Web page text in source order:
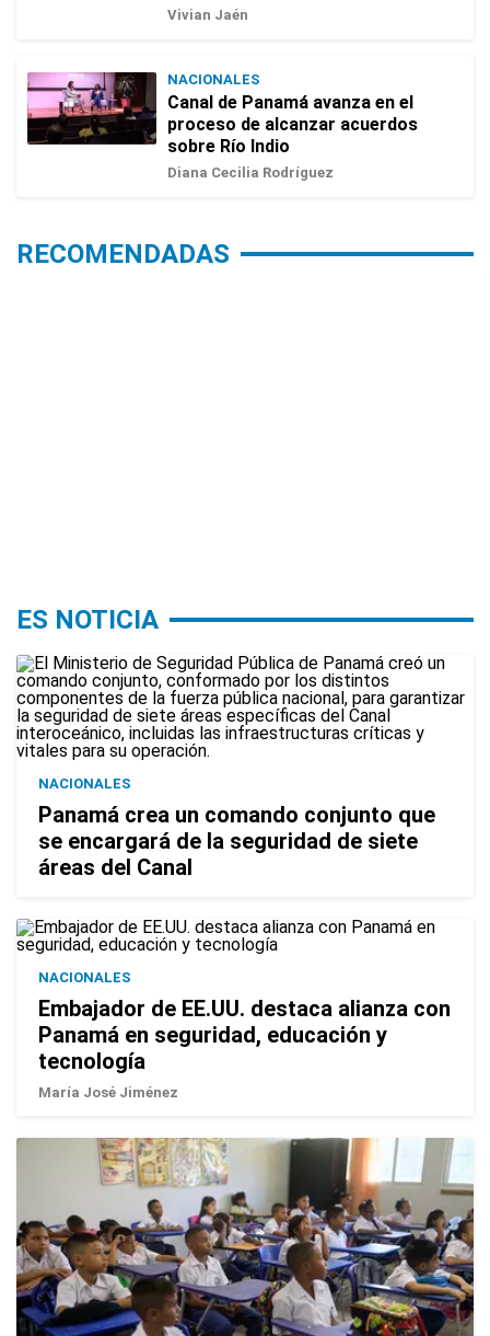
Vivian Jaén
NACIONALES
Canal de Panamá avanza en el
proceso de alcanzar acuerdos
sobre Río Indio
Diana Cecilia Rodríguez
RECOMENDADAS
ES NOTICIA
NACIONALES
Panamá crea un comando conjunto que
se encargará de la seguridad de siete
áreas del Canal
NACIONALES
Embajador de EE.UU. destaca alianza con
Panamá en seguridad, educación y
tecnología
María José Jiménez